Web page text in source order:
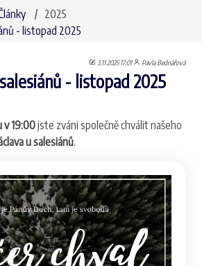
2025
- listopad 2025
3.11.2025 17:01 Pavla Bednářová
- listopad 2025
v 19:00jste zváni společně chválit našeho
u salesiánů.